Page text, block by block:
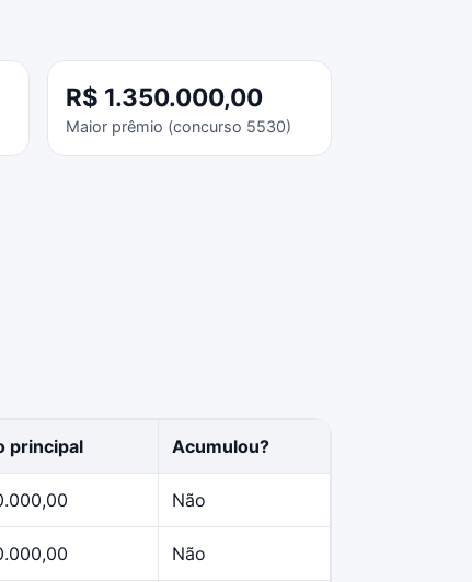
R$ 1.350.000,00
Maior prêmio (concurso 5530)
principal Acumulou?
Não
Não